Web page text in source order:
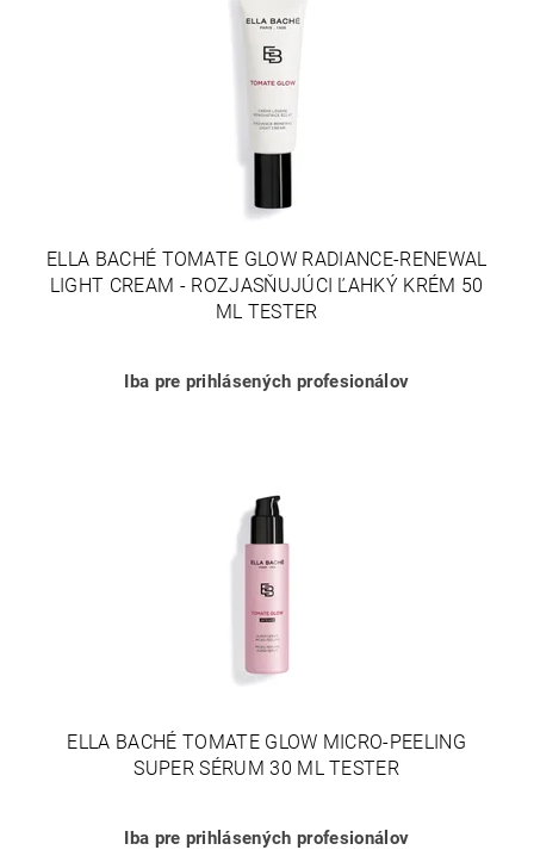
ELLA BACHÉ TOMATE GLOW RADIANCE-RENEWAL
LIGHT CREAM - ROZJASŇUJÚCI ĽAHKÝ KRÉM 50
ML TESTER
Iba pre prihlásených profesionálov
ELLA BACHÉ TOMATE GLOW MICRO-PEELING
SUPER SÉRUM 30 ML TESTER
Iba pre prihlásených profesionálov